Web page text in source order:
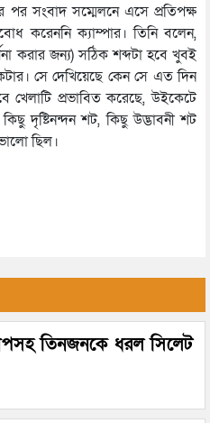
পর সংবাদ সম্মেলনে এসে প্রতিপক্ষ
করেননি ক্যাম্পার। তিনি বলেন,
করার জন্য) সঠিক শব্দটা হবে খুবই
সে দেখিয়েছে কেন সে এত দিন
প্রভাবিত করেছে, উইকেটে
কিছু দৃষ্টিনন্দন শট, কিছু উদ্ভাবনী শট
ছিল।
তিনজনকে ধরল সিলেট